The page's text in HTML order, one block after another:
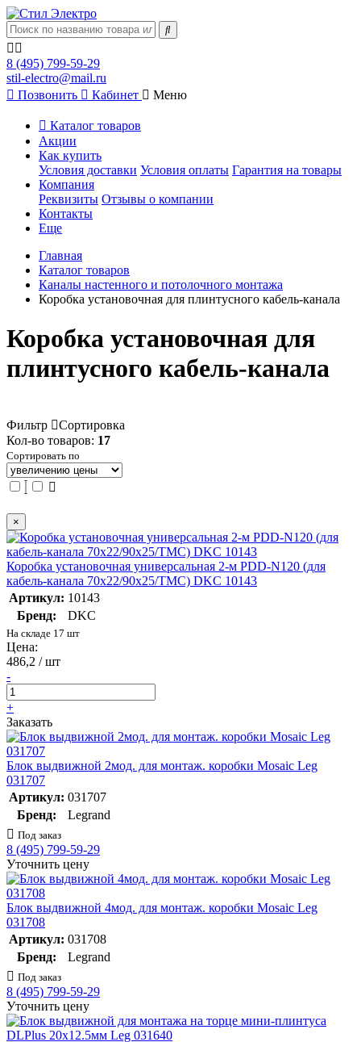
8 (495) 799-59-29
stil-electro@mail.ru
Позвонить
Кабинет Меню
Каталог товаров
Акции
Как купить
Условия доставки Условия оплаты Гарантия на товары
Компания
Реквизиты Отзывы о компании
Контакты
Еще
Главная
Каталог товаров
Каналы настенного и потолочного монтажа
Коробка установочная для плинтусного кабель-канала
Коробка установочная для
плинтусного кабель-канала
Фильтр
Сортировка
Кол-во товаров: 17
Сортировать по
×
Коробка установочная универсальная 2-м PDD-N120 (для
кабель-канала 70х22/90х25/TMC) DKC 10143
Артикул: 10143
Бренд:
DKC
На складе 17 шт
Цена:
486,2 / шт
-
+
Заказать
Блок выдвижной 2мод. для монтаж. коробки Mosaic Leg
031707
Артикул: 031707
Бренд:
Legrand
Под заказ
8 (495) 799-59-29
Уточнить цену
Блок выдвижной 4мод. для монтаж. коробки Mosaic Leg
031708
Артикул: 031708
Бренд:
Legrand
Под заказ
8 (495) 799-59-29
Уточнить цену